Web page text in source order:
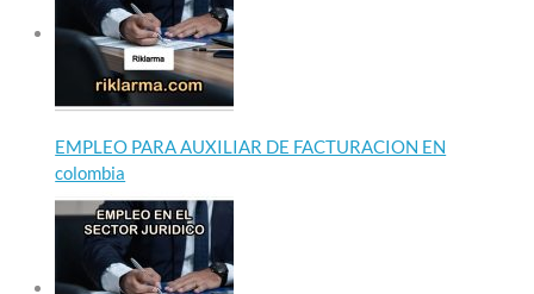
EMPLEO PARA AUXILIAR DE FACTURACION EN
colombia